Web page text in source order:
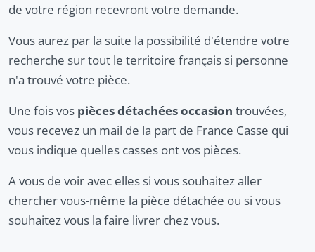
de votre région recevront votre demande.
Vous aurez par la suite la possibilité d'étendre votre
recherche sur tout le territoire français si personne
n'a trouvé votre pièce.
Une fois vos pièces détachées occasion trouvées,
vous recevez un mail de la part de France Casse qui
vous indique quelles casses ont vos pièces.
A vous de voir avec elles si vous souhaitez aller
chercher vous-même la pièce détachée ou si vous
souhaitez vous la faire livrer chez vous.